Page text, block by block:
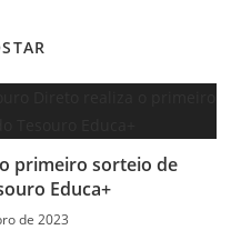
primeiro sorteio de
Educa+
de 2023